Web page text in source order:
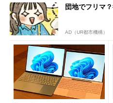
団地でフリマ
AD（UR都市機構）